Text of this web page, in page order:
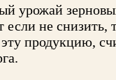
урожай
если не снизить,
продукцию,